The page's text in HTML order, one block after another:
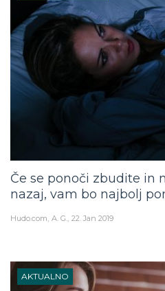
Če se ponoči zbudite in
nazaj, vam bo najbolj
Hudo.com A. G. 22. Jan 2019
AKTUALNO